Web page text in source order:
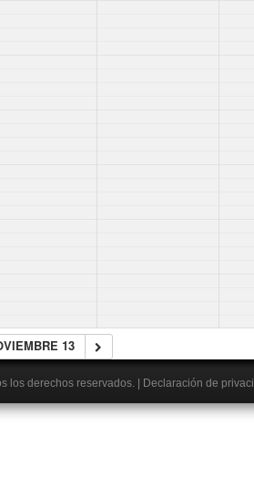
13
los derechos reservados. Declaración de